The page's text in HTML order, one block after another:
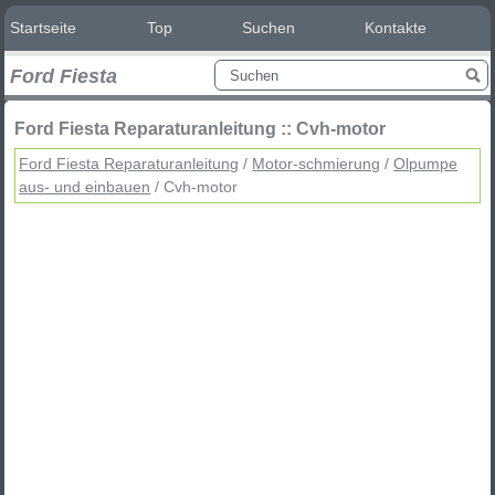
Startseite Top Suchen Kontakte
Ford Fiesta
Ford Fiesta Reparaturanleitung :: Cvh-motor
Ford Fiesta Reparaturanleitung / Motor-schmierung /Olpumpe
aus- und einbauen / Cvh-motor